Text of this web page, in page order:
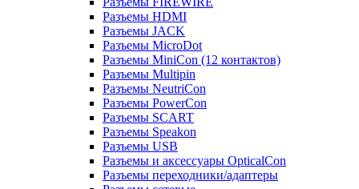
Разъемы HDMI
Разъемы JACK
Разъемы MicroDot
Разъемы MiniCon (12 контактов)
Разъемы Multipin
Разъемы NeutriCon
Разъемы PowerCon
Разъемы SCART
Разъемы Speakon
Разъемы USB
Разъемы и аксессуары OpticalCon
Разъемы переходники/адаптеры